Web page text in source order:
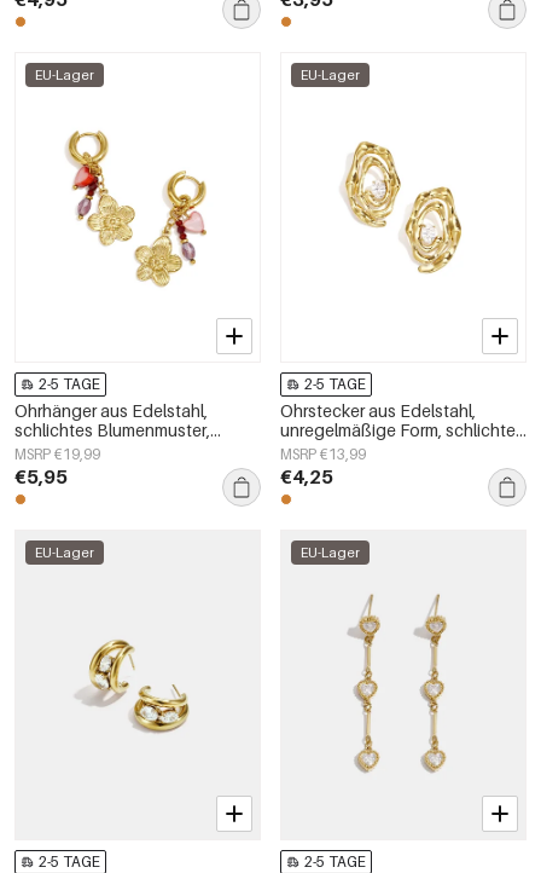
EU-Lager
2-5 TAGE
Ohrhänger aus Edelstahl,
schlichtes Blumenmuster,
schlichte Alltags-Serie,
Damenschmuck
MSRP €19,99
€5,95
EU-Lager
2-5 TAGE
Ohrstecker aus Edelstahl,
unregelmäßige Form, schlichte
Alltags-Serie, Damenschmuck
MSRP €13,99
€4,25
EU-Lager
2-5 TAGE
EU-Lager
2-5 TAGE